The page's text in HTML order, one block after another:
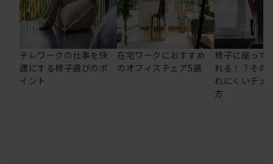
テレワークの仕事を快
適にする椅子選びのポ
イント
在宅ワークにおすすめ
のオフィスチェア5選
椅子に座って
れる！？その
れにくいチェ
方